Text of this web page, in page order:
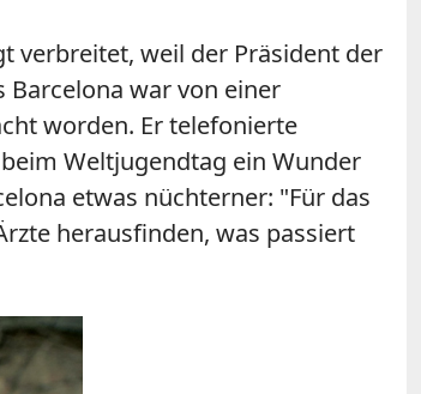
verbreitet, weil der Präsident der
Barcelona war von einer
worden. Er telefonierte
Weltjugendtag ein Wunder
etwas nüchterner: "Für das
herausfinden, was passiert